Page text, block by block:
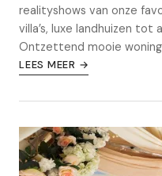
realityshows van onze
villa’s, luxe landhuizen tot
Ontzettend mooie
LEES MEER →